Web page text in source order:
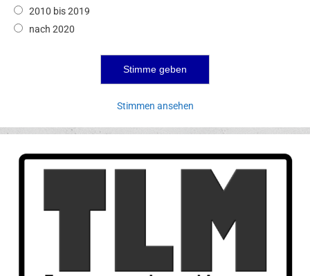
2010 bis 2019
nach 2020
Stimmen ansehen